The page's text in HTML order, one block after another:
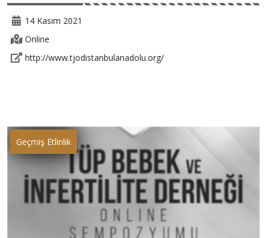
14 Kasım 2021
Online
http://www.tjodistanbulanadolu.org/
Geçmiş Etlinlik